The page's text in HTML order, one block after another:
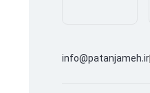
info@patanjameh.ir